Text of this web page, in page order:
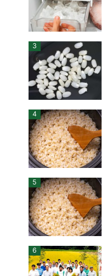
3
4
5
6